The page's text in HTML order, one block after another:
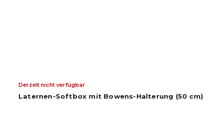
Laternen-Softbox mit Bowens-Halterung (50 cm)
Derzeit nicht verfügbar